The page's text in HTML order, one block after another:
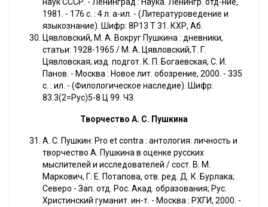
наук CCCР. - Ленинград : Наука. Ленингр. отд-ние,
1981. - 176 с. : 4 л. a-ил. - (Литературоведение и
языкознание). Шифр: 8Р13 Т 31. КХР, Аб.
Цявловский, М. А. Вокруг Пушкина : дневники,
статьи: 1928-1965 / М. А. Цявловский,Т. Г.
Цявловская; изд. подгот. К. П. Богаевская, С. И.
Панов. - Москва : Новое лит. обозрение, 2000. - 335
с. : ил. - (Филологическое наследие). Шифр:
83.3(2=Рус)5-8 Ц 99. ЧЗ.
Творчество А. С. Пушкина
А. С. Пушкин: Pro et contra : антология: личность и
творчество А. Пушкина в оценке русских
мыслителей и исследователей / сост. В. М.
Маркович, Г. Е. Потапова, отв. ред. Д. К. Бурлака;
Северо - Зап. отд. Рос. Акад. образования; Рус.
Христинский гуманит. ин-т. - Москва : РХГИ, 2000. -